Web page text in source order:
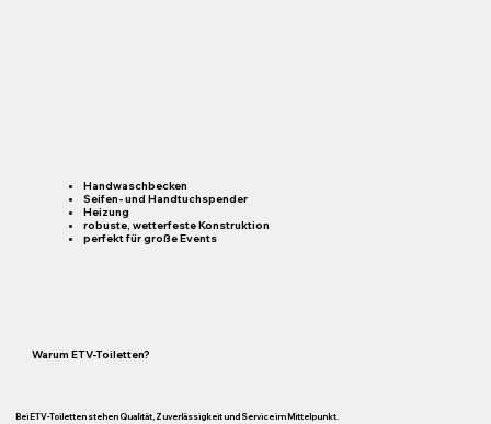
Handwaschbecken
Seifen- und Handtuchspender
Heizung
robuste, wetterfeste Konstruktion
perfekt für große Events
Warum ETV-Toiletten?
Bei ETV-Toiletten stehen Qualität, Zuverlässigkeit und Service im Mittelpunkt.